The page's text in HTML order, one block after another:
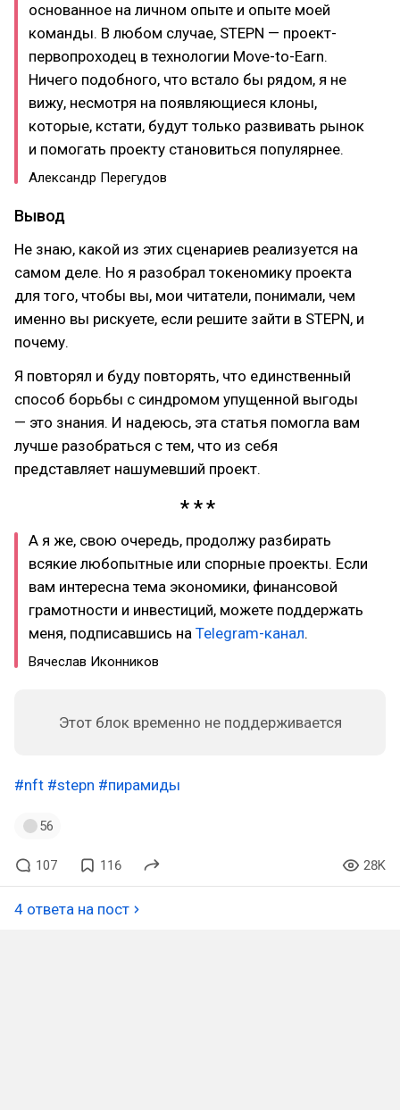
основанное на личном опыте и опыте моей
команды. В любом случае, STEPN — проект-
первопроходец в технологии Move-to-Earn.
Ничего подобного, что встало бы рядом, я не
вижу, несмотря на появляющиеся клоны,
которые, кстати, будут только развивать рынок
и помогать проекту становиться популярнее.
Александр Перегудов
Вывод
Не знаю, какой из этих сценариев реализуется на
самом деле. Но я разобрал токеномику проекта
для того, чтобы вы, мои читатели, понимали, чем
именно вы рискуете, если решите зайти в STEPN, и
почему.
Я повторял и буду повторять, что единственный
способ борьбы с синдромом упущенной выгоды
— это знания. И надеюсь, эта статья помогла вам
лучше разобраться с тем, что из себя
представляет нашумевший проект.
А я же, свою очередь, продолжу разбирать
всякие любопытные или спорные проекты. Если
вам интересна тема экономики, финансовой
грамотности и инвестиций, можете поддержать
меня, подписавшись на Telegram-канал.
Вячеслав Иконников
Этот блок временно не поддерживается
#nft #stepn #пирамиды
56
107 116 28K
4 ответа на пост